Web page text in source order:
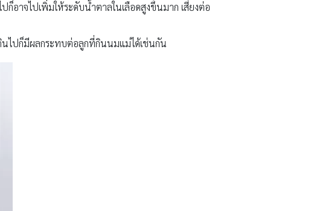
าจไปเพิ่มให้ระดับน้ำตาลในเลือดสูงขึ้นมาก เสี่ยงต่อ
ไปก็มีผลกระทบต่อลูกที่กินนมแม่ได้เช่นกัน